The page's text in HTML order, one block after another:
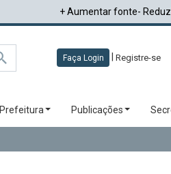
+ Aumentar fonte-
Faça Login Registre-se
Prefeitura Publicações